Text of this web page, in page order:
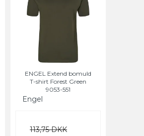
ENGEL Extend bomuld
T-shirt Forest Green
9053-551
Engel
113,75 DKK